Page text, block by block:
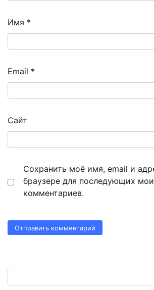
Имя *
Email *
Сайт
Сохранить моё имя, email и
браузере для последующих
комментариев.